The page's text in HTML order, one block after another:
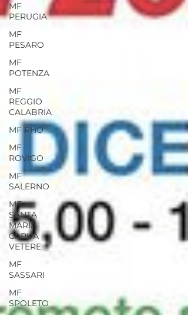
MF
PERUGIA
MF
PESARO
MF
POTENZA
MF
REGGIO
CALABRIA
MF RHO
MF
ROVIGO
MF
SALERNO
MF
SANTA
MARIA
CAPUA
VETERE
MF
SASSARI
MF
SPOLETO